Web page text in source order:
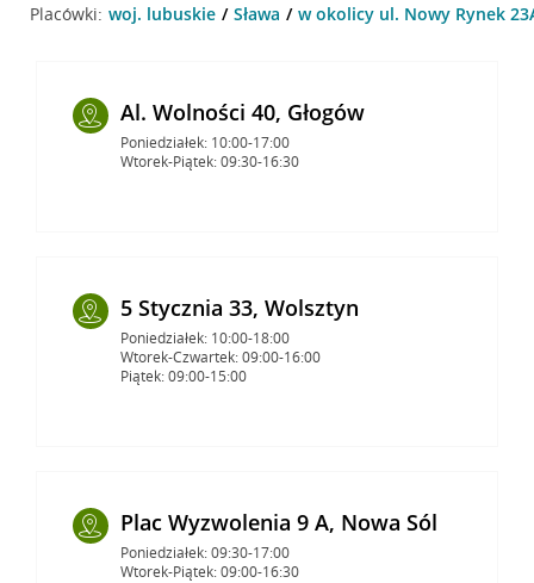
Placówki: woj. lubuskie Sława w okolicy ul. Nowy Rynek
Al. Wolności 40, Głogów
Poniedziałek: 10:00-17:00
Wtorek-Piątek: 09:30-16:30
5 Stycznia 33, Wolsztyn
Poniedziałek: 10:00-18:00
Wtorek-Czwartek: 09:00-16:00
Piątek: 09:00-15:00
Plac Wyzwolenia 9 A, Nowa Sól
Poniedziałek: 09:30-17:00
Wtorek-Piątek: 09:00-16:30